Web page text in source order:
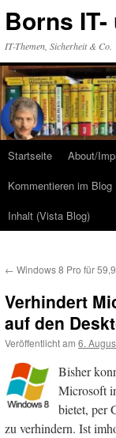
Inhalt
Borns
IT-Themen, Sicherheit & Co.
Startseite About/
Kommentieren im Blog
Inhalt (Vista Blog)
← Windows 8 Pro für
Verhindert
auf den
Veröffentlicht am 6.
Bisher
Microsoft
bietet, per
zu verhindern. Ist